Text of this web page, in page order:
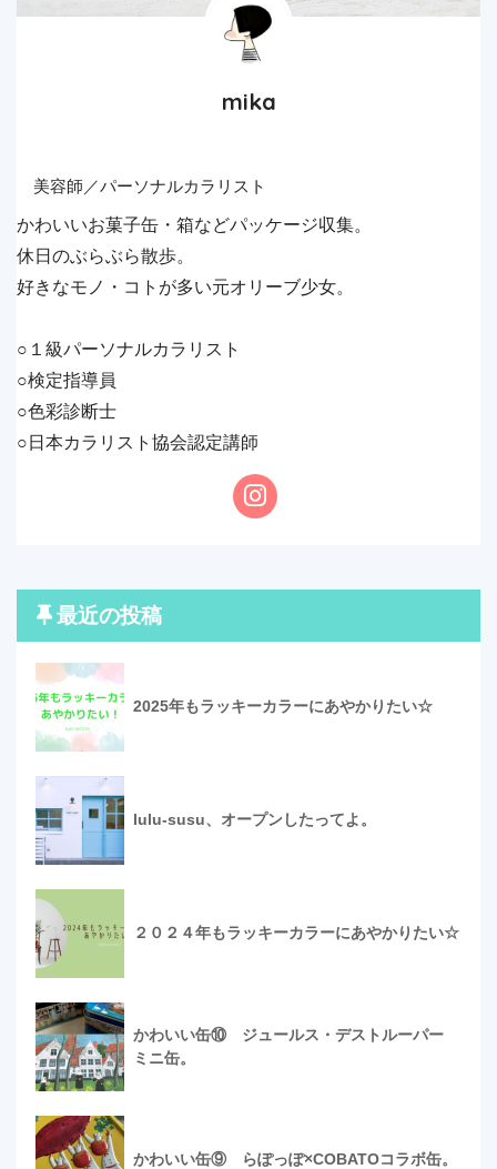
mika
美容師／パーソナルカラリスト
かわいいお菓子缶・箱などパッケージ収集。
休日のぶらぶら散歩。
好きなモノ・コトが多い元オリーブ少女。
○１級パーソナルカラリスト
○検定指導員
○色彩診断士
○日本カラリスト協会認定講師
最近の投稿
2025年もラッキーカラーにあやかりたい☆
lulu-susu、オープンしたってよ。
２０２４年もラッキーカラーにあやかりたい☆
かわいい缶⑩ ジュールス・デストルーパー
ミニ缶。
かわいい缶⑨ らぽっぽ×COBATOコラボ缶。